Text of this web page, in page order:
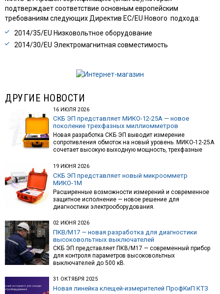
подтверждает соответствие основным европейским
требованиям следующих Директив ЕС/EU Нового подхода:
2014/35/ЕU Низковольтное оборудование
2014/30/EU Электромагнитная совместимость
ДРУГИЕ НОВОСТИ
16 ИЮЛЯ 2026
СКБ ЭП представляет МИКО-12-25А — новое
поколение трехфазных миллиомметров
Новая разработка СКБ ЭП выводит измерение
сопротивления обмоток на новый уровень. МИКО-12-25А
сочетает высокую выходную мощность, трехфазные
19 ИЮНЯ 2026
СКБ ЭП представляет новый микроомметр
МИКО-1М
Расширенные возможности измерений и современное
защитное исполнение — новое решение для
диагностики электрооборудования.
02 ИЮНЯ 2026
ПКВ/М17 — новая разработка для диагностики
высоковольтных выключателей
СКБ ЭП представляет ПКВ/М17 — современный прибор
для контроля параметров высоковольтных
выключателей до 500 кВ.
31 ОКТЯБРЯ 2025
Новая линейка клещей-измерителей ПрофКиП КТЗ